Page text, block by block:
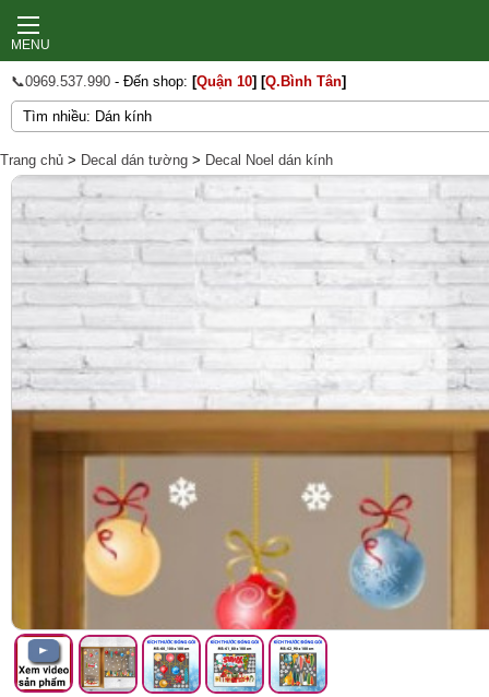
MENU
📞0969.537.990 - Đến shop: [Quận 10] [Q.Bình Tân]
Trang chủ > Decal dán tường > Decal Noel dán kính